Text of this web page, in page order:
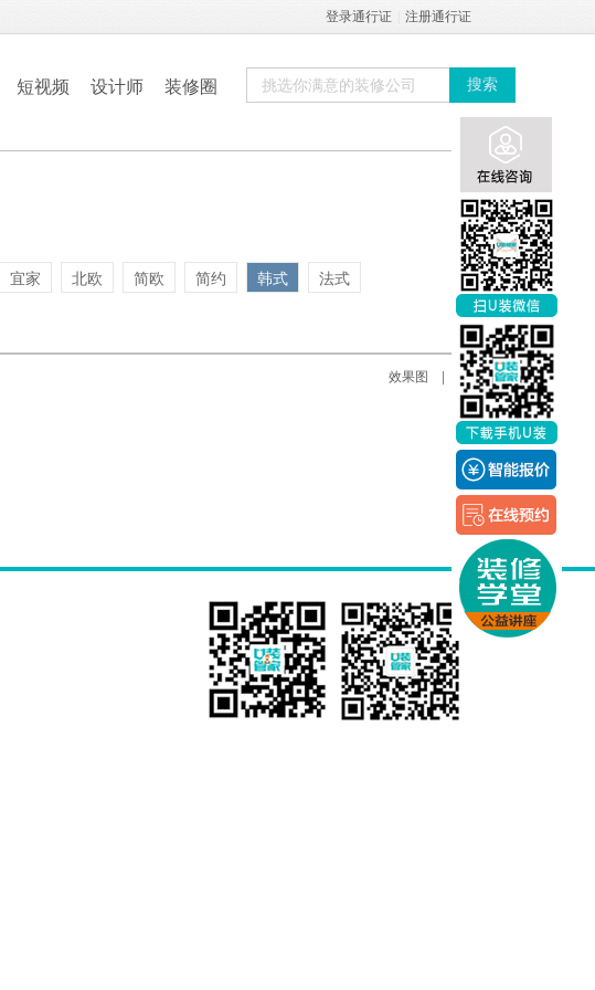
注册通行证
登录通行证
短视频 设计师 装修圈 搜索
宜家 北欧 简欧 简约 韩式 法式
效果图 | 实景图